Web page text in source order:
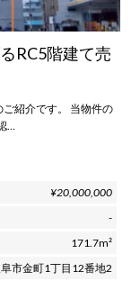
RC5階建て売
紹介です。 当物件の
…
¥20,000,000
-
171.7m²
市金町1丁目12番地2